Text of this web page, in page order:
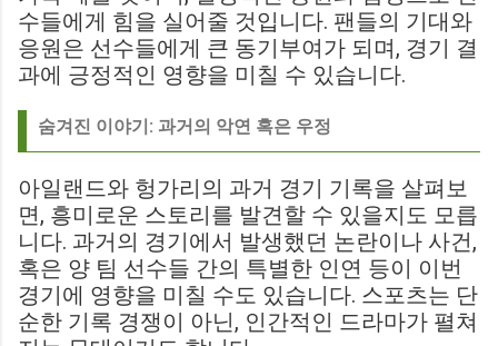
수들에게 힘을 실어줄 것입니다. 팬들의 기대와
응원은 선수들에게 큰 동기부여가 되며, 경기 결
과에 긍정적인 영향을 미칠 수 있습니다.
숨겨진 이야기: 과거의 악연 혹은 우정
아일랜드와 헝가리의 과거 경기 기록을 살펴보
면, 흥미로운 스토리를 발견할 수 있을지도 모릅
니다. 과거의 경기에서 발생했던 논란이나 사건,
혹은 양 팀 선수들 간의 특별한 인연 등이 이번
경기에 영향을 미칠 수도 있습니다. 스포츠는 단
순한 기록 경쟁이 아닌, 인간적인 드라마가 펼쳐